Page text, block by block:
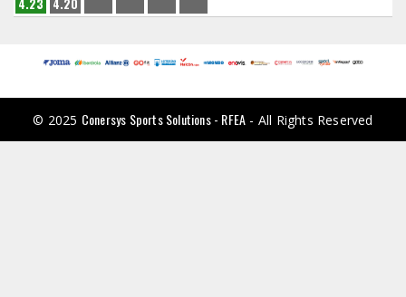
4.23 4.20
© 2025 Conersys Sports Solutions - RFEA - All Rights Reserved